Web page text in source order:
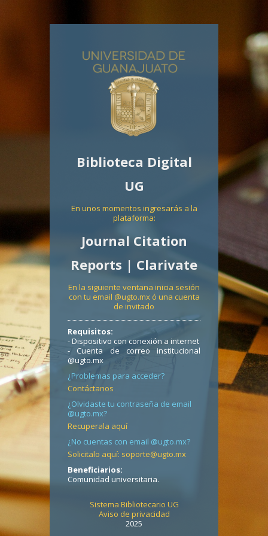
Biblioteca Digital
UG
En unos momentos ingresarás a la
plataforma:
Journal Citation
Reports | Clarivate
En la siguiente ventana inicia sesión
con tu email @ugto.mx ó una cuenta
de invitado
Requisitos:
- Dispositivo con conexión a internet
- Cuenta de correo institucional
@ugto.mx
¿Problemas para acceder?
Contáctanos
¿Olvidaste tu contraseña de email
@ugto.mx?
Recuperala aquí
¿No cuentas con email @ugto.mx?
Solicitalo aquí: soporte@ugto.mx
Beneficiarios:
Comunidad universitaria.
Sistema Bibliotecario UG
Aviso de privacidad
2025